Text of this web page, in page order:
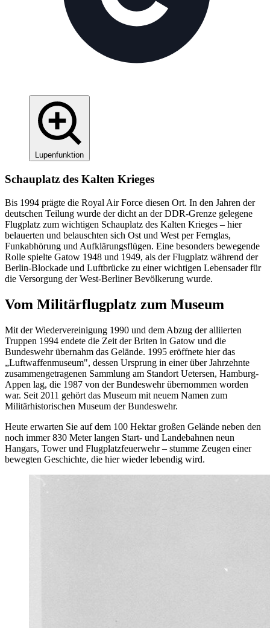
Lupenfunktion
Schauplatz des Kalten Krieges
Bis 1994 prägte die Royal Air Force diesen Ort. In den Jahren der
deutschen Teilung wurde der dicht an der DDR-Grenze gelegene
Flugplatz zum wichtigen Schauplatz des Kalten Krieges – hier
belauerten und belauschten sich Ost und West per Fernglas,
Funkabhörung und Aufklärungsflügen. Eine besonders bewegende
Rolle spielte Gatow 1948 und 1949, als der Flugplatz während der
Berlin-Blockade und Luftbrücke zu einer wichtigen Lebensader für
die Versorgung der West-Berliner Bevölkerung wurde.
Vom Militär­flugplatz zum Museum
Mit der Wiedervereinigung 1990 und dem Abzug der alliierten
Truppen 1994 endete die Zeit der Briten in Gatow und die
Bundeswehr übernahm das Gelände. 1995 eröffnete hier das
„Luftwaffenmuseum", dessen Ursprung in einer über Jahrzehnte
zusammengetragenen Sammlung am Standort Uetersen, Hamburg-
Appen lag, die 1987 von der Bundeswehr übernommen worden
war. Seit 2011 gehört das Museum mit neuem Namen zum
Militärhistorischen Museum der Bundeswehr.
Heute erwarten Sie auf dem 100 Hektar großen Gelände neben den
noch immer 830 Meter langen Start- und Landebahnen neun
Hangars, Tower und Flugplatzfeuerwehr – stumme Zeugen einer
bewegten Geschichte, die hier wieder lebendig wird.